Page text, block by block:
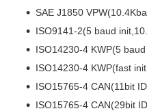
SAE J1850
ISO9141-2(5 baud
ISO14230-4 KWP(5
ISO14230-4 KWP(fast
ISO15765-4 CAN(11bit
ISO15765-4 CAN(29bit